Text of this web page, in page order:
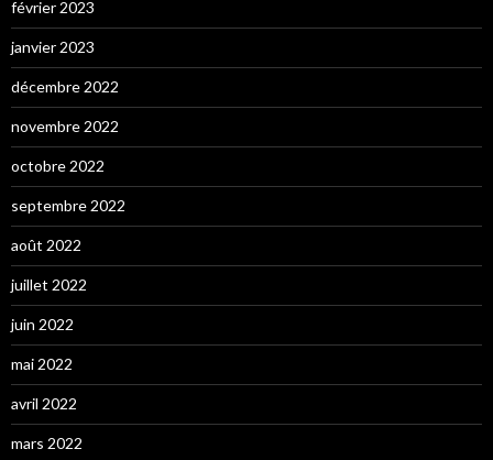
février 2023
janvier 2023
décembre 2022
novembre 2022
octobre 2022
septembre 2022
août 2022
juillet 2022
juin 2022
mai 2022
avril 2022
mars 2022